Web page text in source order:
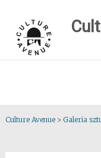
content
Culture Avenue> Galeria